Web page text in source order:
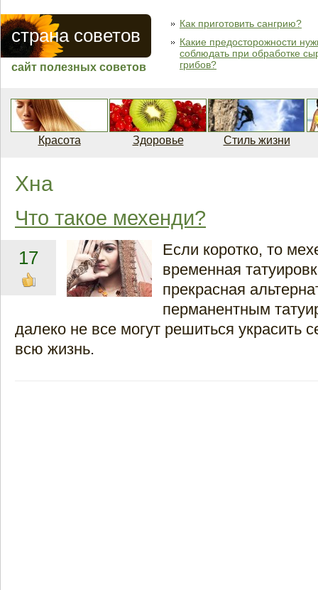
страна советов
сайт полезных советов
Как приготовить сангрию?
Какие предосторожности
соблюдать при обработке
грибов?
Красота Здоровье Стиль жизни
Хна
Что такое мехенди?
17
Если коротко, то
временная
прекрасная
перманентным
далеко не все могут решиться украсить
всю жизнь.